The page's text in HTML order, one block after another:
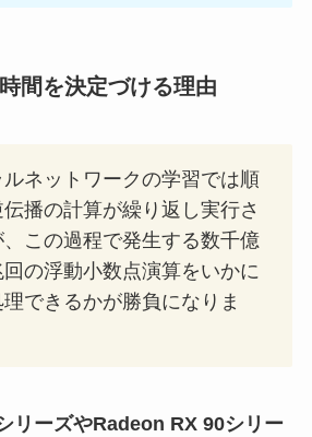
間を決定づける理由
ネットワークの学習では順
播の計算が繰り返し実行さ
この過程で発生する数千億
の浮動小数点演算をいかに
できるかが勝負になりま
リーズやRadeon RX 90シリー